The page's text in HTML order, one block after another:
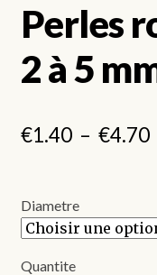
Perles
2 à 5
€1.40 – €4.70
Diametre
Quantite